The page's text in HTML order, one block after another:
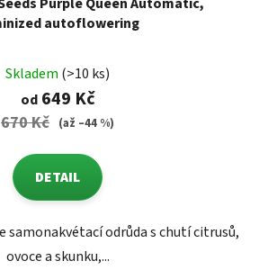
autoflowering
Skladem (>10 ks)
od649 Kč
670 Kč (až –44 %)
DETAIL
samonakvétací odrůda s chutí citrusů,
ovoce a skunku,...